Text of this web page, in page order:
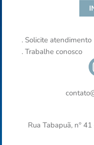
. Solicite atendimento
.Trabalhe conosco
Rua Tabapuã, nº